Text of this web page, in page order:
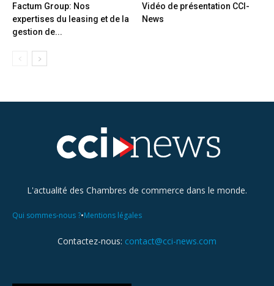
Factum Group: Nos
expertises du leasing et de la
gestion de...
Vidéo de présentation CCI-
News
L'actualité des Chambres de commerce dans le monde.
Qui sommes-nous ?•Mentions légales
Contactez-nous: contact@cci-news.com